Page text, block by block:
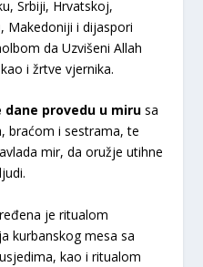
Srbiji, Hrvatskoj,
Makedoniji i dijaspori
da Uzvišeni Allah
i žrtve vjernika.
dane provedu u miru sa
braćom i sestrama, te
mir, da oružje utihne
je ritualom
kurbanskog mesa sa
kao i ritualom